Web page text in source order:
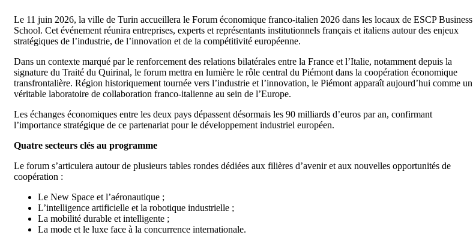
Le 11 juin 2026, la ville de Turin accueillera le Forum économique franco-italien 2026 dans les locaux de ESCP Business
School. Cet événement réunira entreprises, experts et représentants institutionnels français et italiens autour des enjeux
stratégiques de l’industrie, de l’innovation et de la compétitivité européenne.
Dans un contexte marqué par le renforcement des relations bilatérales entre la France et l’Italie, notamment depuis la
signature du Traité du Quirinal, le forum mettra en lumière le rôle central du Piémont dans la coopération économique
transfrontalière. Région historiquement tournée vers l’industrie et l’innovation, le Piémont apparaît aujourd’hui comme un
véritable laboratoire de collaboration franco-italienne au sein de l’Europe.
Les échanges économiques entre les deux pays dépassent désormais les 90 milliards d’euros par an, confirmant
l’importance stratégique de ce partenariat pour le développement industriel européen.
Quatre secteurs clés au programme
Le forum s’articulera autour de plusieurs tables rondes dédiées aux filières d’avenir et aux nouvelles opportunités de
coopération :
Le New Space et l’aéronautique ;
L’intelligence artificielle et la robotique industrielle ;
La mobilité durable et intelligente ;
La mode et le luxe face à la concurrence internationale.